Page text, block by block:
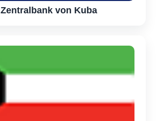
Zentralbank von Kuba